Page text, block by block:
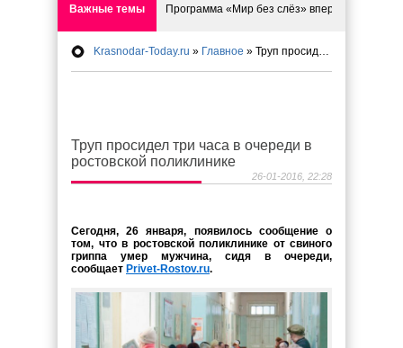
Важные темы Программа «Мир без слёз» впервые в
Исмагил Шангареев: Отзывы и напутствия
В Краснодаре отменяют «СНИЛС», что будет
Krasnodar-Today.ru » Главное » Труп просидел три часа в очереди в ростовской поликлинике
Труп просидел три часа в очереди в
ростовской поликлинике
26-01-2016, 22:28
Сегодня, 26 января, появилось сообщение о
том, что в ростовской поликлинике от свиного
гриппа умер мужчина, сидя в очереди,
сообщает Privet-Rostov.ru.